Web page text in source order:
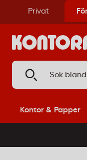
Privat
Kontor & Papper